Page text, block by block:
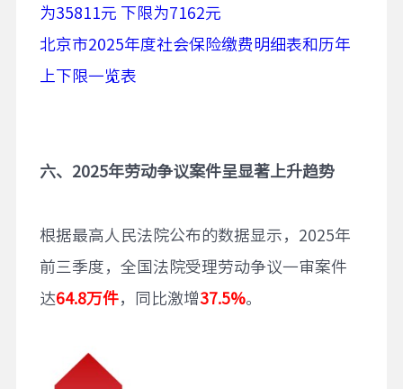
为35811元 下限为7162元
北京市2025年度社会保险缴费明细表和历年
上下限一览表
六、 2025年劳动争议案件呈显著上升趋势
根据最高人民法院公布的数据显示，2025年
前三季度，全国法院受理劳动争议一审案件
达64.8万件，同比激增37.5%。